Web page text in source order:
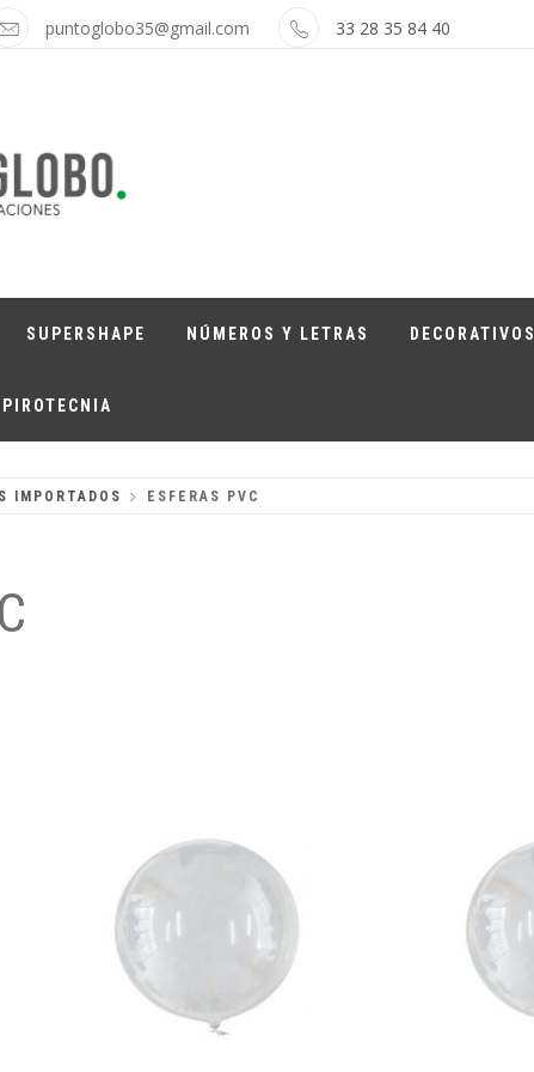
puntoglobo35@gmail.com 33 28 35 84 40
SUPERSHAPE NÚMEROS Y LETRAS DECORATIVOS
PIROTECNIA
IMPORTADOS ESFERAS PVC